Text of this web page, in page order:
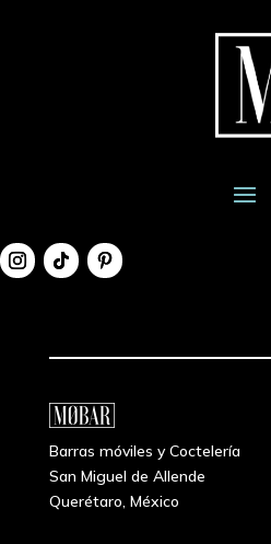
Barras móviles y Coctelería
San Miguel de Allende
Querétaro, México